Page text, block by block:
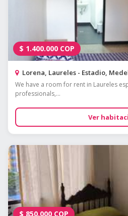
$ 1.400.000 COP
Lorena, Laureles - Estadio,
We have a room for rent in Laureles
professionals,...
Ver
$ 850.000 COP